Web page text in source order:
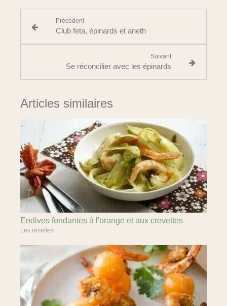
Précédent
Club feta, épinards et aneth
Suivant
Se réconcilier avec les épinards
Articles similaires
Endives fondantes à l'orange et aux crevettes
Les recettes